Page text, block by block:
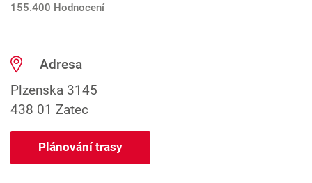
155.400 Hodnocení
Adresa
Plzenska 3145
438 01 Zatec
Plánování trasy